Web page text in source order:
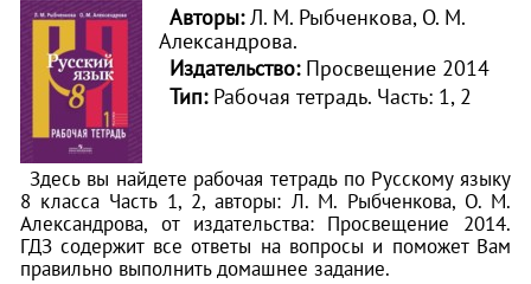
Авторы: Л. М. Рыбченкова, О. М.
Александрова.
Издательство: Просвещение 2014
Тип:Рабочая тетрадь. Часть: 1, 2
Здесь вы найдете рабочая тетрадь по Русскому языку
8 класса Часть 1, 2, авторы: Л. М. Рыбченкова, О. М.
Александрова, от издательства: Просвещение 2014.
ГДЗ содержит все ответы на вопросы и поможет Вам
правильно выполнить домашнее задание.